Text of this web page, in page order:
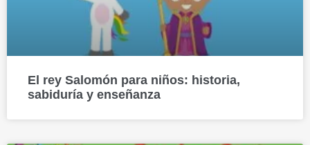
El rey Salomón para niños: historia,
sabiduría y enseñanza